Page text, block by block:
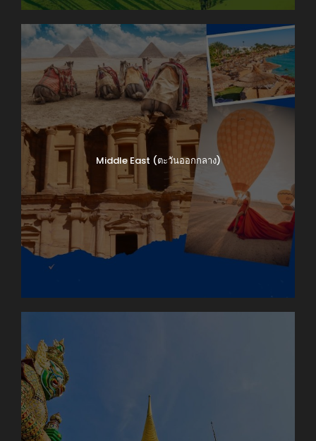
Middle East (ตะวันออกกลาง)